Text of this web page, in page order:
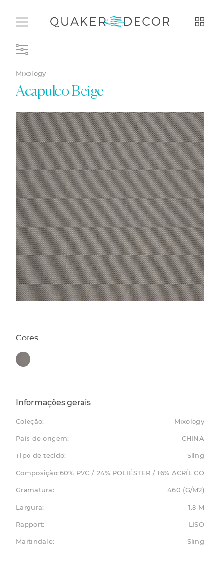
Mixology
Acapulco Beige
Cores
Informações gerais
Coleção: Mixology
País de origem: CHINA
Tipo de tecido: Sling
Composição:60% PVC / 24% POLIÉSTER / 16% ACRÍLICO
Gramatura: 460 (G/M2)
Largura: 1,8 M
Rapport: LISO
Martindale: Sling